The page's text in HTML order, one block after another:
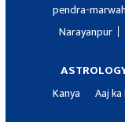
pendra-
Narayanpur
Kanya
Aaj